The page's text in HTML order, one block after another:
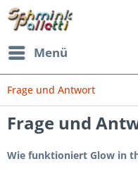
Menü
Frage und Antwort
Frage und
Wie funktioniert Glow in